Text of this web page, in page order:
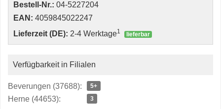
Bestell-Nr.: 04-5227204
EAN: 4059845022247
Lieferzeit (DE): 2-4 Werktage1 lieferbar
Verfügbarkeit in Filialen
Beverungen (37688): 5+
Herne (44653): 3